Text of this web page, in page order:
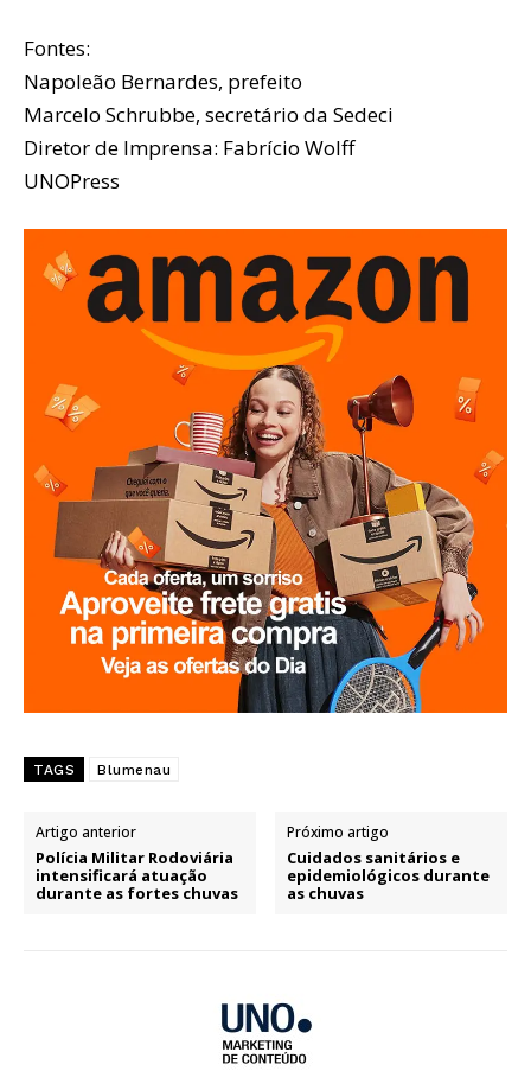
Fontes:
Napoleão Bernardes, prefeito
Marcelo Schrubbe, secretário da Sedeci
Diretor de Imprensa: Fabrício Wolff
UNOPress
TAGS Blumenau
Artigo anterior
Polícia Militar Rodoviária
intensificará atuação
durante as fortes chuvas
Próximo artigo
Cuidados sanitários e
epidemiológicos durante
as chuvas